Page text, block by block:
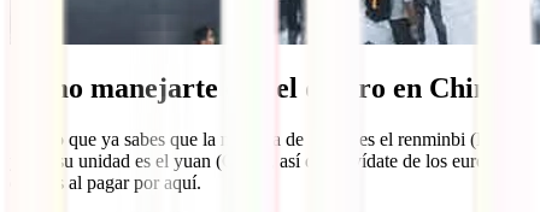
Cómo manejarte con el dinero en China
Seguro que ya sabes que la moneda de China es el renminbi (RMB)
y que su unidad es el yuan (CNY), así que olvídate de los euros o
dólares al pagar por aquí.